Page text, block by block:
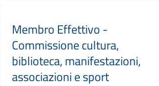
Membro Effettivo -
Commissione cultura,
biblioteca, manifestazioni,
associazioni e sport